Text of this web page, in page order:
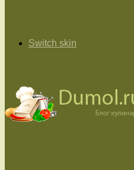
Switch skin